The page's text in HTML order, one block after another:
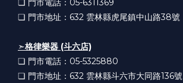
❏ 門市電話：05-6311369
❏ 門市地址：632 雲林縣虎尾鎮中山路38號
➣格律樂器 (斗六店)
❏ 門市電話：05-5325880
❏ 門市地址：632 雲林縣斗六市大同路136號